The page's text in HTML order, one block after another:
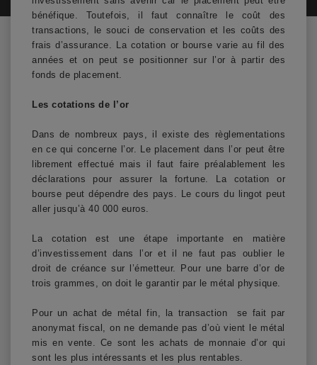
bénéfique. Toutefois, il faut connaître le coût des
transactions, le souci de conservation et les coûts des
frais d’assurance. La cotation or bourse varie au fil des
années et on peut se positionner sur l’or à partir des
fonds de placement.
Les cotations de l’or
Dans de nombreux pays, il existe des règlementations
en ce qui concerne l’or. Le placement dans l’or peut être
librement effectué mais il faut faire préalablement les
déclarations pour assurer la fortune. La cotation or
bourse peut dépendre des pays. Le cours du lingot peut
aller jusqu’à 40 000 euros.
La cotation est une étape importante en matière
d’investissement dans l’or et il ne faut pas oublier le
droit de créance sur l’émetteur. Pour une barre d’or de
trois grammes, on doit le garantir par le métal physique.
Pour un achat de métal fin, la transaction se fait par
anonymat fiscal, on ne demande pas d’où vient le métal
mis en vente. Ce sont les achats de monnaie d’or qui
sont les plus intéressants et les plus rentables.